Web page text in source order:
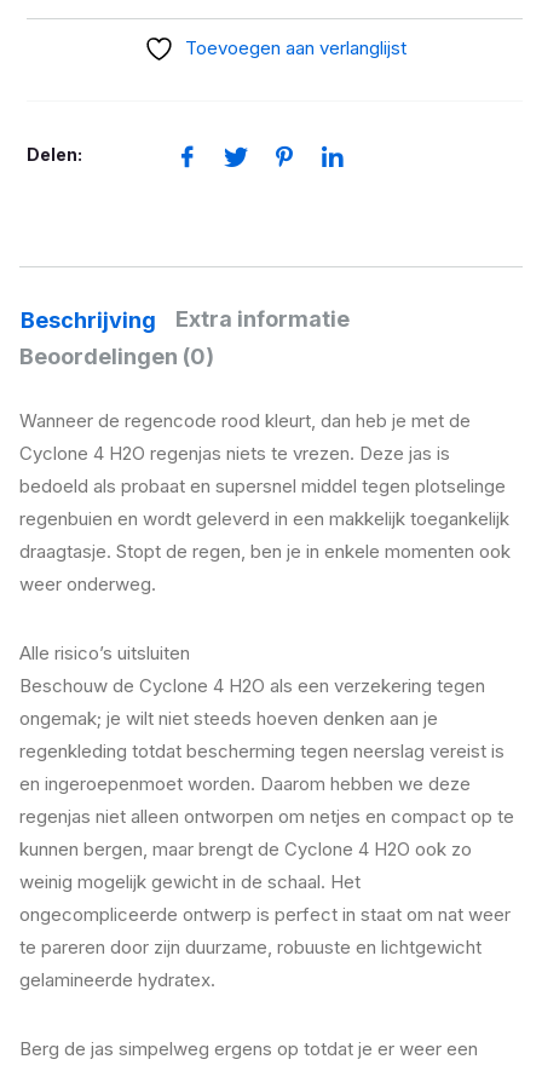
Toevoegen aan verlanglijst
Delen:
Beschrijving
Extra informatie
Beoordelingen (0)
Wanneer de regencode rood kleurt, dan heb je met de
Cyclone 4 H2O regenjas niets te vrezen. Deze jas is
bedoeld als probaat en supersnel middel tegen plotselinge
regenbuien en wordt geleverd in een makkelijk toegankelijk
draagtasje. Stopt de regen, ben je in enkele momenten ook
weer onderweg.
Alle risico’s uitsluiten
Beschouw de Cyclone 4 H2O als een verzekering tegen
ongemak; je wilt niet steeds hoeven denken aan je
regenkleding totdat bescherming tegen neerslag vereist is
en ingeroepenmoet worden. Daarom hebben we deze
regenjas niet alleen ontworpen om netjes en compact op te
kunnen bergen, maar brengt de Cyclone 4 H2O ook zo
weinig mogelijk gewicht in de schaal. Het
ongecompliceerde ontwerp is perfect in staat om nat weer
te pareren door zijn duurzame, robuuste en lichtgewicht
gelamineerde hydratex.
Berg de jas simpelweg ergens op totdat je er weer een